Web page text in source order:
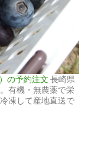
の予約注文 長崎県
有機・無農薬で栄
凍して産地直送で